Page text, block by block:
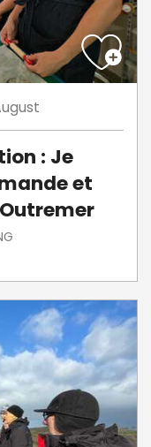
: Je
et